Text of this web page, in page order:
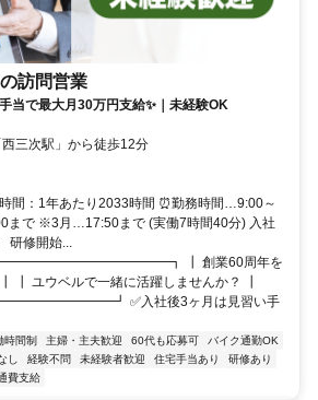
訪問営業
当で最大月30万円支給✨｜未経験OK
三次駅」から徒歩12分
間：1年あたり2033時間 ⏰勤務時間…9:00～
で ※3月…17:50まで (実働7時間40分) 入社
研修開始...
┃ 創業60周年を
┃ ユウベルで一緒に活躍しませんか？ ┃
✅入社後3ヶ月は見習い手
時間制 主婦・主夫歓迎 60代も応募可
バイク通勤OK
し 経験不問 未経験者歓迎 住宅手当あり
研修あり
費支給